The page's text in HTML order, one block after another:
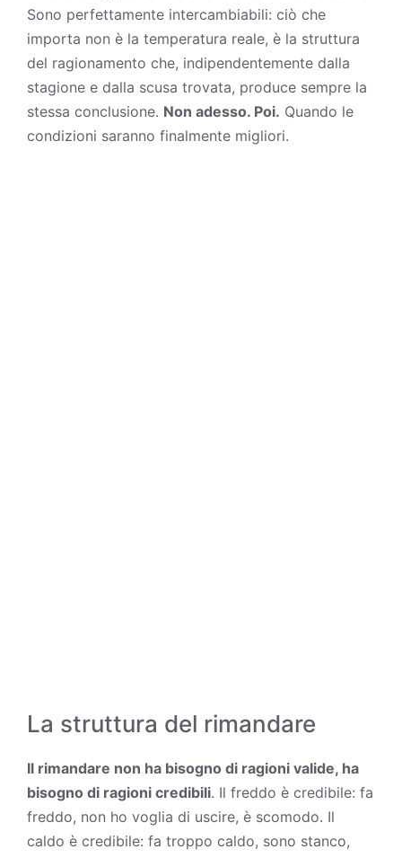
Sono perfettamente intercambiabili: ciò che
importa non è la temperatura reale, è la struttura
del ragionamento che, indipendentemente dalla
stagione e dalla scusa trovata, produce sempre la
stessa conclusione. Non adesso. Poi. Quando le
condizioni saranno finalmente migliori.
La struttura del rimandare
Il rimandare non ha bisogno di ragioni valide, ha
bisogno di ragioni credibili. Il freddo è credibile: fa
freddo, non ho voglia di uscire, è scomodo. Il
caldo è credibile: fa troppo caldo, sono stanco,